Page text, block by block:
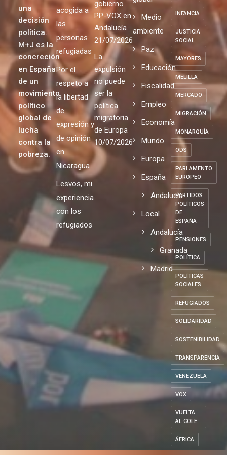
una
decisión
política.
M+J es la
concreción
en España
de un
movimiento
político
global de
lucha
contra la
pobreza.
acogida a
las
personas
refugiadas
Por el
respeto a
la libertad
de
expresión y
de opinión
en
Nicaragua
Lesvos, mi
experiencia
con los
refugiados
gobierno
PP-VOX en
Andalucía.
21/07/2026
La
expulsión
no puede
ser la
política
migratoria
de Europa
10/07/2026
Medio
ambiente
Paz
Educación
Fiscalidad
Empleo
Economía
Mundo
Europa
España
Andalucia
Local
Andalucía
Granada
Madrid
INFANCIA
JUSTICIA
SOCIAL
MAYORES
MELILLA
MERCADO
MIGRACIÓN
MONARQUÍA
ODS
PARLAMENTO
EUROPEO
PARTIDOS
POLÍTICOS
DE
ESPAÑA
PENSIONES
POLÍTICA
POLÍTICAS
SOCIALES
REFUGIADOS
SOLIDARIDAD
SOSTENIBILIDAD
TRANSPARENCIA
VENEZUELA
VOX
VUELTA
AL COLE
ÁFRICA